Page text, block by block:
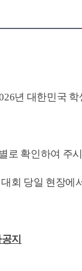
년 대한민국
로 확인하여 주
회 당일 현장에
지